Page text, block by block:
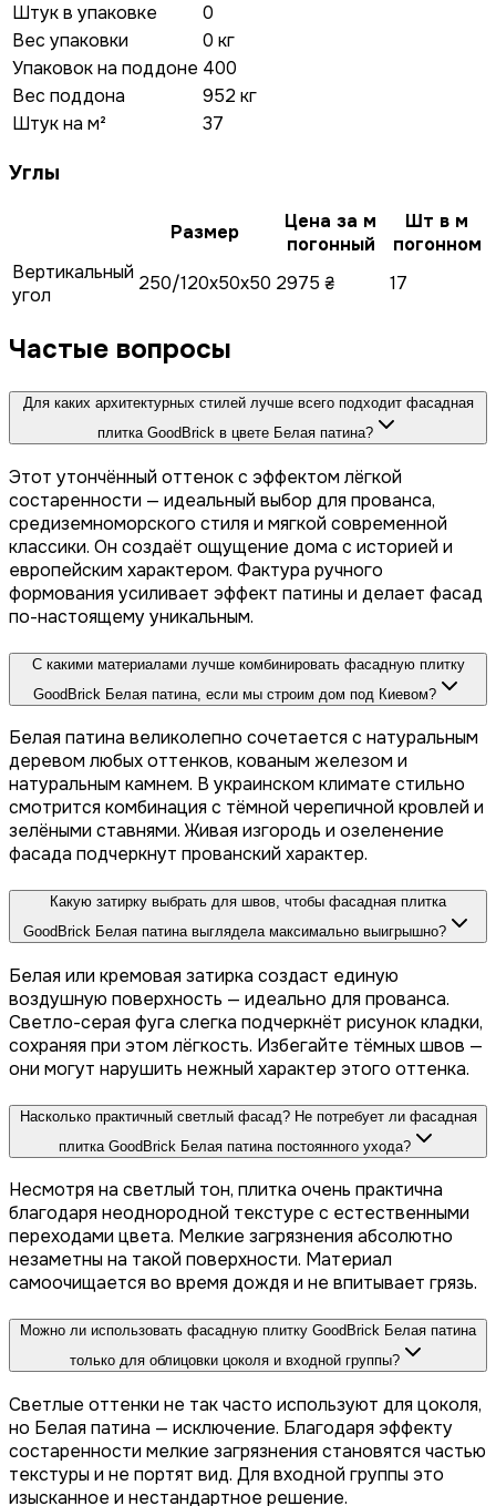
Штук в упаковке
0
Вес упаковки
0 кг
Упаковок на поддоне 400
Вес поддона
952 кг
Штук на м²
37
Углы
Размер
Цена за м
погонный
Шт в м
погонном
Вертикальный
угол
250/120x50x50 2975 ₴ 17
Частые вопросы
Для каких архитектурных стилей лучше всего подходит фасадная
плитка GoodBrick в цвете Белая патина?
Этот утончённый оттенок с эффектом лёгкой
состаренности — идеальный выбор для прованса,
средиземноморского стиля и мягкой современной
классики. Он создаёт ощущение дома с историей и
европейским характером. Фактура ручного
формования усиливает эффект патины и делает фасад
по-настоящему уникальным.
С какими материалами лучше комбинировать фасадную плитку
GoodBrick Белая патина, если мы строим дом под Киевом?
Белая патина великолепно сочетается с натуральным
деревом любых оттенков, кованым железом и
натуральным камнем. В украинском климате стильно
смотрится комбинация с тёмной черепичной кровлей и
зелёными ставнями. Живая изгородь и озеленение
фасада подчеркнут прованский характер.
Какую затирку выбрать для швов, чтобы фасадная плитка
GoodBrick Белая патина выглядела максимально выигрышно?
Белая или кремовая затирка создаст единую
воздушную поверхность — идеально для прованса.
Светло-серая фуга слегка подчеркнёт рисунок кладки,
сохраняя при этом лёгкость. Избегайте тёмных швов —
они могут нарушить нежный характер этого оттенка.
Насколько практичный светлый фасад? Не потребует ли фасадная
плитка GoodBrick Белая патина постоянного ухода?
Несмотря на светлый тон, плитка очень практична
благодаря неоднородной текстуре с естественными
переходами цвета. Мелкие загрязнения абсолютно
незаметны на такой поверхности. Материал
самоочищается во время дождя и не впитывает грязь.
Можно ли использовать фасадную плитку GoodBrick Белая патина
только для облицовки цоколя и входной группы?
Светлые оттенки не так часто используют для цоколя,
но Белая патина — исключение. Благодаря эффекту
состаренности мелкие загрязнения становятся частью
текстуры и не портят вид. Для входной группы это
изысканное и нестандартное решение.